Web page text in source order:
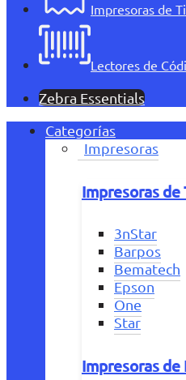
Impresoras de
Lectores de
Zebra Essentials
Categorías
Impresoras
Impresoras
3nStar
Barpos
Bematech
Epson
One
Star
Impresoras